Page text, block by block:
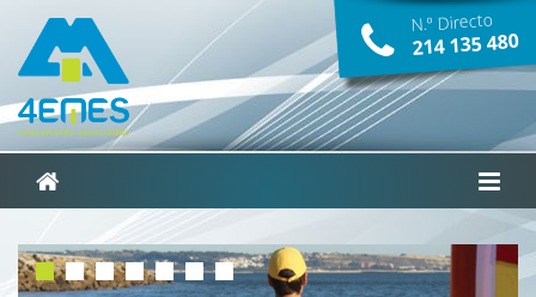
N.º Directo
214­ 135­ 480